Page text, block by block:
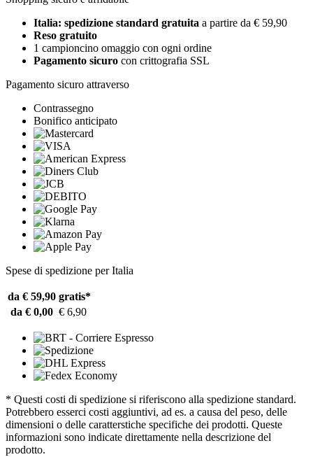
Italia: spedizione standard gratuita a partire da € 59,90
Reso gratuito
1 campioncino omaggio con ogni ordine
Pagamento sicuro con crittografia SSL
Pagamento sicuro attraverso
Contrassegno
Bonifico anticipato
Spese di spedizione per Italia
da € 59,90 gratis*
da € 0,00 € 6,90
* Questi costi di spedizione si riferiscono alla spedizione standard.
Potrebbero esserci costi aggiuntivi, ad es. a causa del peso, delle
dimensioni o delle caratterstiche specifiche dei prodotti. Queste
informazioni sono indicate direttamente nella descrizione del
prodotto.